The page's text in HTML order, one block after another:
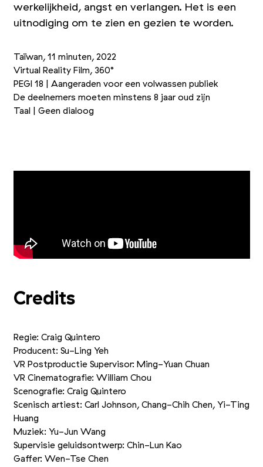
werkelijkheid, angst en verlangen. Het is een
uitnodiging om te zien en gezien te worden.
Taïwan, 11 minuten, 2022
Virtual Reality Film, 360°
PEGI 18 | Aangeraden voor een volwassen publiek
De deelnemers moeten minstens 8 jaar oud zijn
Taal | Geen dialoog
Credits
Regie: Craig Quintero
Producent: Su-Ling Yeh
VR Postproductie Supervisor: Ming-Yuan Chuan
VR Cinematografie: William Chou
Scenografie: Craig Quintero
Scenisch artiest: Carl Johnson, Chang-Chih Chen, Yi-Ting
Huang
Muziek: Yu-Jun Wang
Supervisie geluidsontwerp: Chin-Lun Kao
Gaffer: Wen-Tse Chen